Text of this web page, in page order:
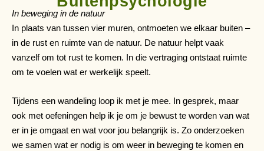
In beweging in de natuur
In plaats van tussen vier muren, ontmoeten we elkaar buiten –
in de rust en ruimte van de natuur. De natuur helpt vaak
vanzelf om tot rust te komen. In die vertraging ontstaat ruimte
om te voelen wat er werkelijk speelt.
Tijdens een wandeling loop ik met je mee. In gesprek, maar
ook met oefeningen help ik je om je bewust te worden van wat
er in je omgaat en wat voor jou belangrijk is. Zo onderzoeken
we samen wat er nodig is om weer in beweging te komen en